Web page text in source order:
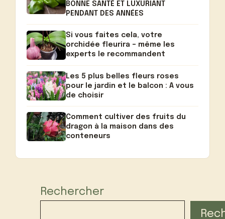
BONNE SANTÉ ET LUXURIANT
PENDANT DES ANNÉES
Si vous faites cela, votre
orchidée fleurira – même les
experts le recommandent
Les 5 plus belles fleurs roses
pour le jardin et le balcon : A vous
de choisir
Comment cultiver des fruits du
dragon à la maison dans des
conteneurs
Rechercher